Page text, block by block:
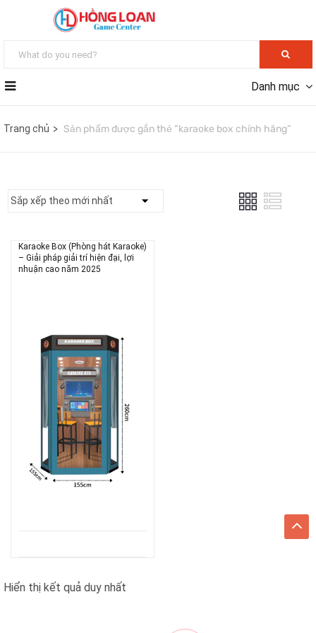
Danh mục
Trang chủ Sản phẩm được gắn thẻ “karaoke box chính hãng”
Karaoke Box (Phòng hát Karaoke)
– Giải pháp giải trí hiện đại, lợi
nhuận cao năm 2025
Hiển thị kết quả duy nhất